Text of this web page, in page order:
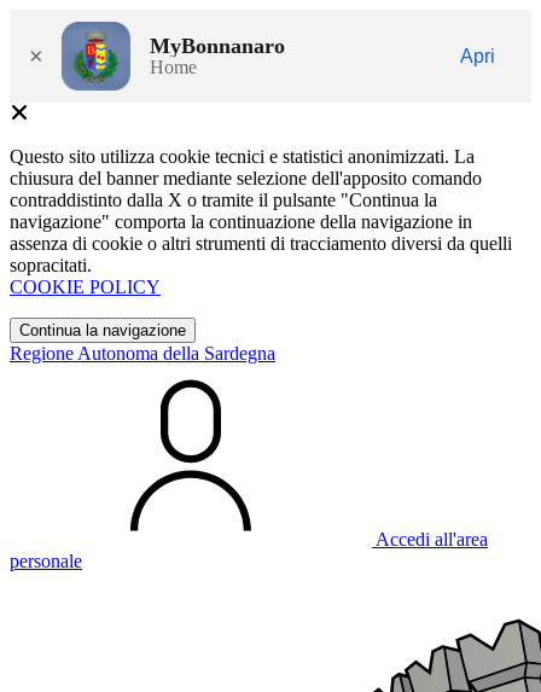
× MyBonnanaro
Home
Apri
Questo sito utilizza cookie tecnici e statistici anonimizzati. La
chiusura del banner mediante selezione dell'apposito comando
contraddistinto dalla X o tramite il pulsante "Continua la
navigazione" comporta la continuazione della navigazione in
assenza di cookie o altri strumenti di tracciamento diversi da quelli
sopracitati.
COOKIE POLICY
Continua la navigazione
Regione Autonoma della Sardegna
Accedi all'area
personale